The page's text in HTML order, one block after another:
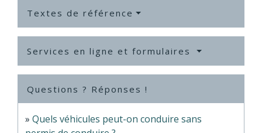
Textes de référence
Services en ligne et formulaires
Questions ? Réponses !
Quels véhicules peut-on conduire sans